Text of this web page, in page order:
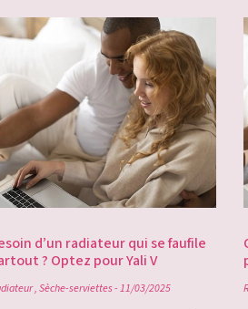
d’un radiateur qui se faufile
? Optez pour Yali V
,Sèche-serviettes- 11/03/2025